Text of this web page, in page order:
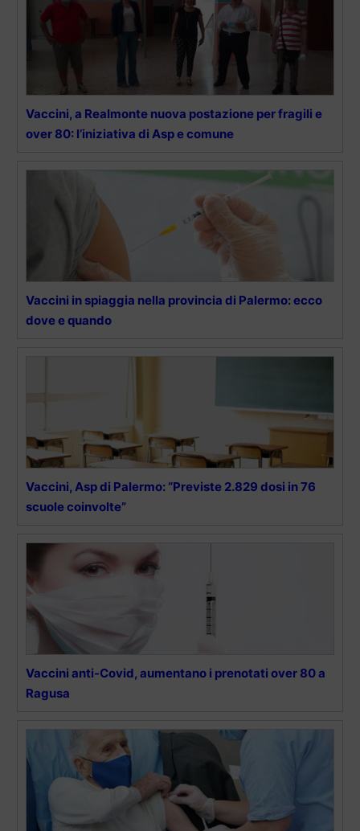
Vaccini, a Realmonte nuova postazione per fragili e
over 80: l’iniziativa di Asp e comune
Vaccini in spiaggia nella provincia di Palermo: ecco
dove e quando
Vaccini, Asp di Palermo: “Previste 2.829 dosi in 76
scuole coinvolte”
Vaccini anti-Covid, aumentano i prenotati over 80 a
Ragusa